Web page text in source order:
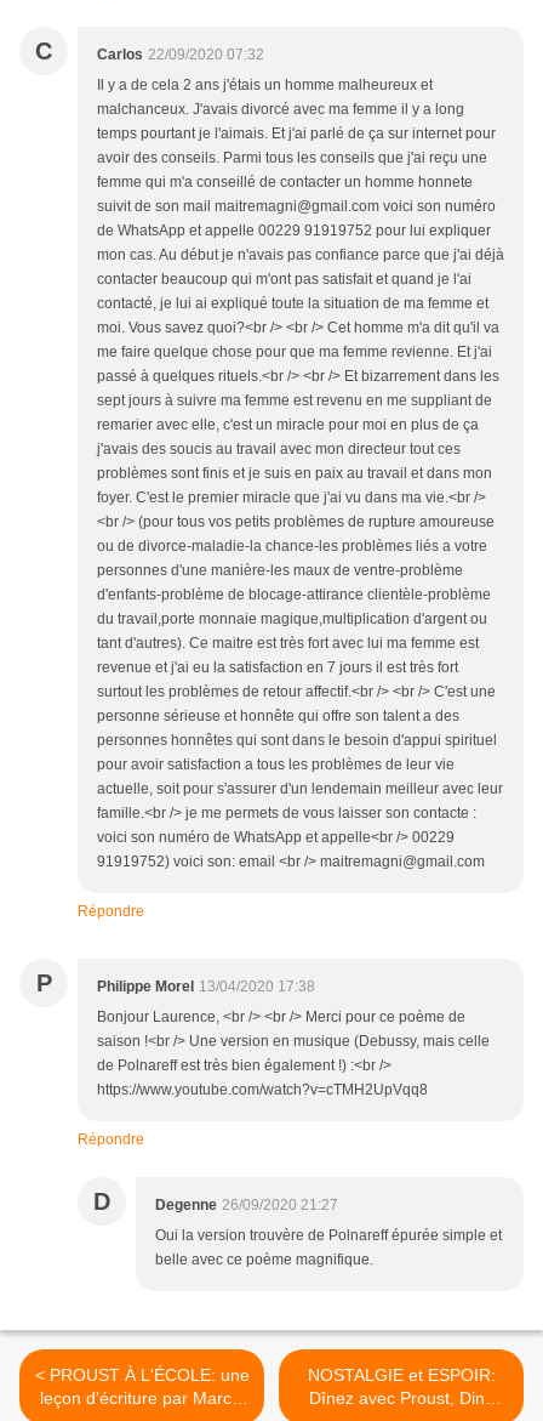
C Carlos 22/09/2020 07:32
Il y a de cela 2 ans j'étais un homme malheureux et
malchanceux. J'avais divorcé avec ma femme il y a long
temps pourtant je l'aimais. Et j'ai parlé de ça sur internet pour
avoir des conseils. Parmi tous les conseils que j'ai reçu une
femme qui m'a conseillé de contacter un homme honnete
suivit de son mail maitremagni@gmail.com voici son numéro
de WhatsApp et appelle 00229 91919752 pour lui expliquer
mon cas. Au début je n'avais pas confiance parce que j'ai déjà
contacter beaucoup qui m'ont pas satisfait et quand je l'ai
contacté, je lui ai expliqué toute la situation de ma femme et
moi. Vous savez quoi?<br /> <br /> Cet homme m'a dit qu'il va
me faire quelque chose pour que ma femme revienne. Et j'ai
passé à quelques rituels.<br /> <br /> Et bizarrement dans les
sept jours à suivre ma femme est revenu en me suppliant de
remarier avec elle, c'est un miracle pour moi en plus de ça
j'avais des soucis au travail avec mon directeur tout ces
problèmes sont finis et je suis en paix au travail et dans mon
foyer. C'est le premier miracle que j'ai vu dans ma vie.<br />
<br /> (pour tous vos petits problèmes de rupture amoureuse
ou de divorce-maladie-la chance-les problèmes liés a votre
personnes d'une manière-les maux de ventre-problème
d'enfants-problème de blocage-attirance clientèle-problème
du travail,porte monnaie magique,multiplication d'argent ou
tant d'autres). Ce maitre est très fort avec lui ma femme est
revenue et j'ai eu la satisfaction en 7 jours il est très fort
surtout les problèmes de retour affectif.<br /> <br /> C'est une
personne sérieuse et honnête qui offre son talent a des
personnes honnêtes qui sont dans le besoin d'appui spirituel
pour avoir satisfaction a tous les problèmes de leur vie
actuelle, soit pour s'assurer d'un lendemain meilleur avec leur
famille.<br /> je me permets de vous laisser son contacte :
voici son numéro de WhatsApp et appelle<br /> 00229
91919752) voici son: email <br /> maitremagni@gmail.com
Répondre
P Philippe Morel 13/04/2020 17:38
Bonjour Laurence, <br /> <br /> Merci pour ce poème de
saison !<br /> Une version en musique (Debussy, mais celle
de Polnareff est très bien également !) :<br />
https://www.youtube.com/watch?v=cTMH2UpVqq8
Répondre
D Degenne 26/09/2020 21:27
Oui la version trouvère de Polnareff épurée simple et
belle avec ce poème magnifique.
< PROUST À L'ÉCOLE: une
leçon d'écriture par Marcel
NOSTALGIE et ESPOIR:
Dînez avec Proust, Dine